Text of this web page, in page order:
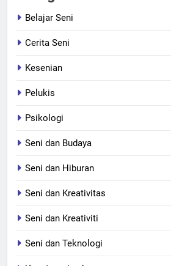
Belajar Seni
Cerita Seni
Kesenian
Pelukis
Psikologi
Seni dan Budaya
Seni dan Hiburan
Seni dan Kreativitas
Seni dan Kreativiti
Seni dan Teknologi